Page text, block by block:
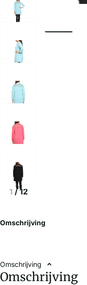
1 / 12
Omschrijving
Omschrijving
Omschrijving